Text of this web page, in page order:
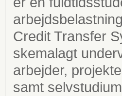
Credit Transfer
skemalagt
arbejder,
samt